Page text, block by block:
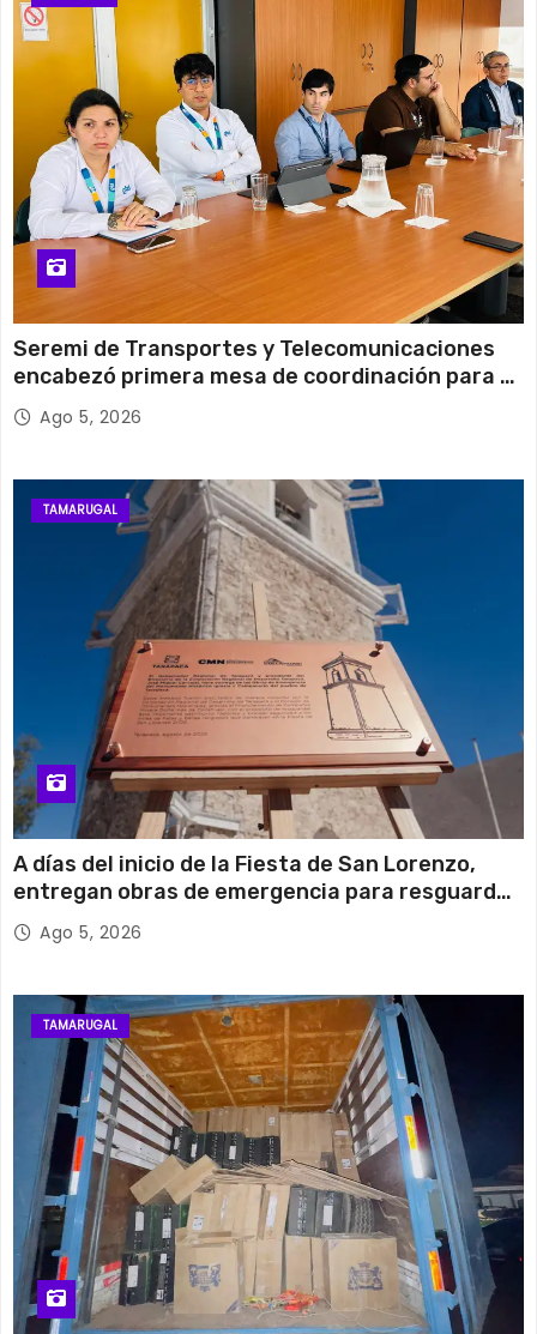
13 de agosto
Jueves
Seremi de Transportes y Telecomunicaciones
encabezó primera mesa de coordinación para el
retiro de cables en desuso en Iquique
Ago 5, 2026
TAMARUGAL
A días del inicio de la Fiesta de San Lorenzo,
entregan obras de emergencia para resguardar
su histórico campanario
Ago 5, 2026
TAMARUGAL